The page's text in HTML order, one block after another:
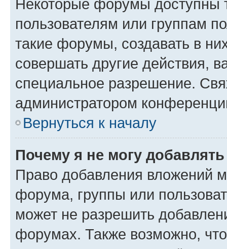
Некоторые форумы доступны
пользователям или группам
такие форумы, создавать в
совершать другие действия,
специальное разрешение.
администратором
Вернуться к началу
Почему я не могу
Право добавления вложений
форума, группы или
может не разрешить
форумах. Также возможно,